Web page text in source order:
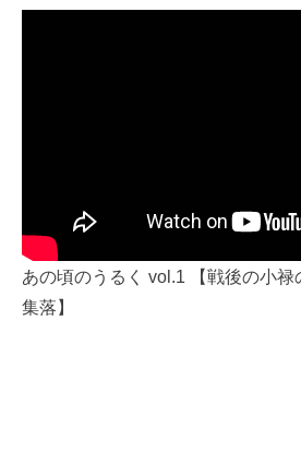
あの頃のうるく vol.1 【戦後の小禄
集落】